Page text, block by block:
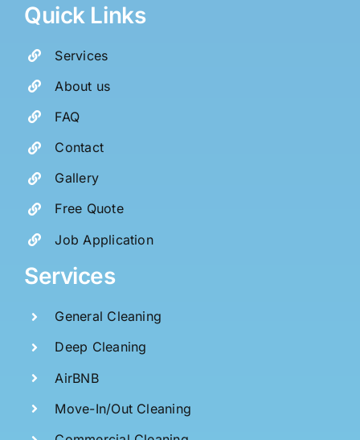
Quick Links
Services
About us
FAQ
Contact
Gallery
Free Quote
Job Application
Services
General Cleaning
Deep Cleaning
AirBNB
Move-In/Out Cleaning